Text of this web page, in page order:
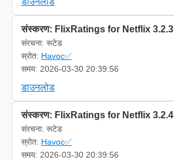
संस्करण: FlixRatings for Netflix 3.2.3
संरचना: रूटेड
स्रोत: Havoc✅
समय: 2026-03-30 20:39:56
डाउनलोड
संस्करण: FlixRatings for Netflix 3.2.4
संरचना: रूटेड
स्रोत: Havoc✅
समय: 2026-03-30 20:39:56